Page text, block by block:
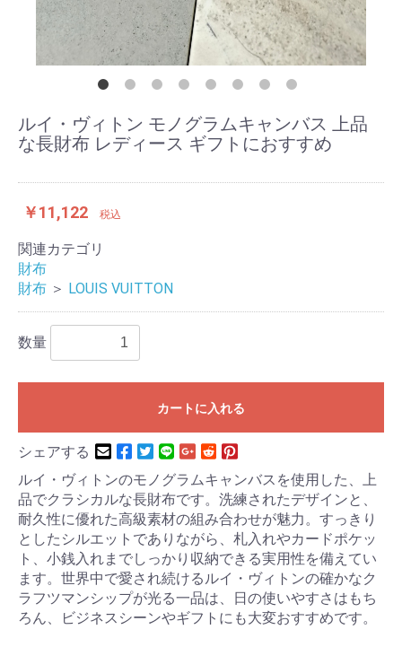
ルイ・ヴィトン モノグラムキャンバス 上品
な長財布 レディース ギフトにおすすめ
￥11,122 税込
関連カテゴリ
財布
財布 ＞ LOUIS VUITTON
数量
カートに入れる
シェアする
ルイ・ヴィトンのモノグラムキャンバスを使用した、上
品でクラシカルな長財布です。洗練されたデザインと、
耐久性に優れた高級素材の組み合わせが魅力。すっきり
としたシルエットでありながら、札入れやカードポケッ
ト、小銭入れまでしっかり収納できる実用性を備えてい
ます。世界中で愛され続けるルイ・ヴィトンの確かなク
ラフツマンシップが光る一品は、日の使いやすさはもち
ろん、ビジネスシーンやギフトにも大変おすすめです。